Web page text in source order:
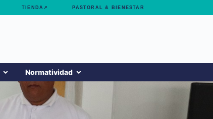
TIENDA↗ PASTORAL & BIENESTAR
Normatividad